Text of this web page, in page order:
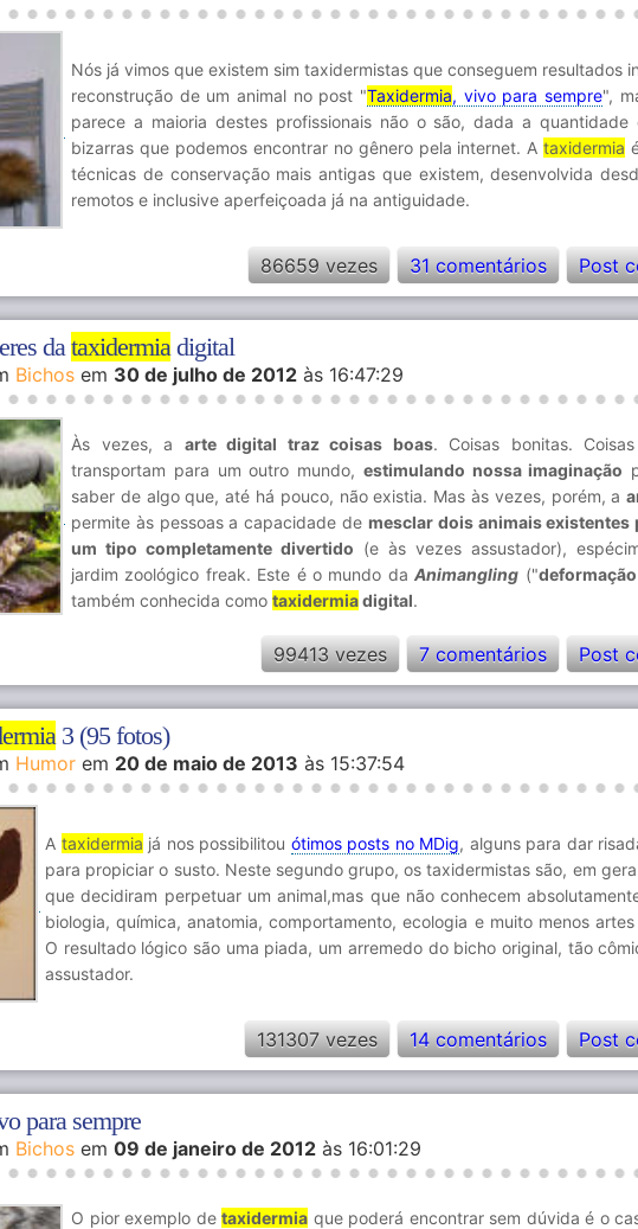
Nós já vimos que existem sim taxidermistas que conseguem resultados
reconstrução de um animal no post "Taxidermia, vivo para sempre",
parece a maioria destes profissionais não o são, dada a quantidade
bizarras que podemos encontrar no gênero pela internet. Ataxidermia
técnicas de conservação mais antigas que existem, desenvolvida
remotos e inclusive aperfeiçoada já na antiguidade.
Post
31 comentários
86659 vezes
dataxidermiadigital
Bichos em 30 de julho de 2012 às 16:47:29
Às vezes, a arte digital traz coisas boas. Coisas bonitas.
transportam para um outro mundo, estimulando nossa imaginação
saber de algo que, até há pouco, não existia. Mas às vezes, porém, a
permite às pessoas a capacidade de mesclar dois animais existentes
um tipo completamente divertido (e às vezes assustador),
jardim zoológico freak. Este é o mundo daAnimangling ("
também conhecida como taxidermiadigital.
Post
7 comentários
99413 vezes
3 (95 fotos)
Humor em 20 de maio de 2013 às 15:37:54
A taxidermia já nos possibilitou ótimos posts no MDig, alguns para dar
para propiciar o susto. Neste segundo grupo, os taxidermistas são, em
que decidiram perpetuar um animal,mas que não conhecem
biologia, química, anatomia, comportamento, ecologia e muito menos
O resultado lógico são uma piada, um arremedo do bicho original, tão
assustador.
Post
14 comentários
131307 vezes
para sempre
Bichos em 09 de janeiro de 2012 às 16:01:29
O pior exemplo de taxidermia que poderá encontrar sem dúvida é o